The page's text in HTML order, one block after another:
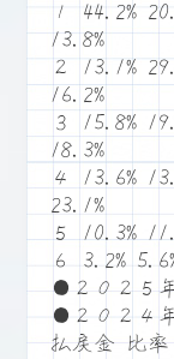
１ 44.2%
13.8%
２ 13.1%
16.2%
３ 15.8%
18.3%
４ 13.6%
23.1%
５ 10.3%
６ 3.2%
●２０２５
●２０２４
払戻金 比